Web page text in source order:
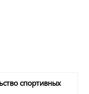
спортивных